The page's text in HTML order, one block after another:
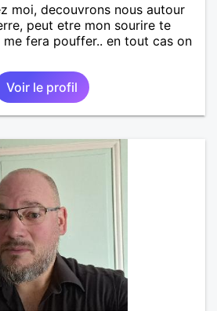
moi, decouvrons nous autour
peut etre mon sourire te
fera pouffer.. en tout cas on
Voir le profil